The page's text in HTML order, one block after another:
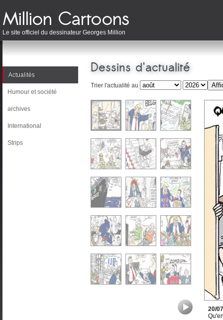
Le site officiel du dessinateur Georges Million
Actualités
Humour et société
archives
International
Strips
Dessins d'actualité
Trier l'actualité au
20/